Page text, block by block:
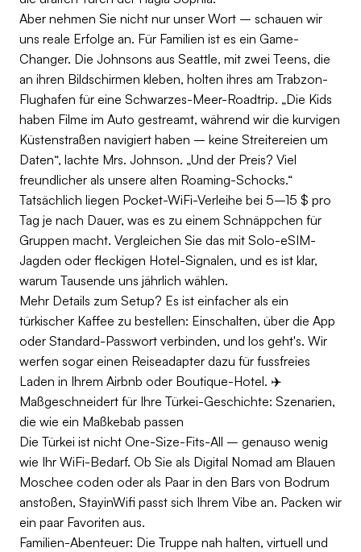
Aber nehmen Sie nicht nur unser Wort – schauen wir
uns reale Erfolge an. Für Familien ist es ein Game-
Changer. Die Johnsons aus Seattle, mit zwei Teens, die
an ihren Bildschirmen kleben, holten ihres am Trabzon-
Flughafen für eine Schwarzes-Meer-Roadtrip. „Die Kids
haben Filme im Auto gestreamt, während wir die kurvigen
Küstenstraßen navigiert haben – keine Streitereien um
Daten“, lachte Mrs. Johnson. „Und der Preis? Viel
freundlicher als unsere alten Roaming-Schocks.“
Tatsächlich liegen Pocket-WiFi-Verleihe bei 5–15 $ pro
Tag je nach Dauer, was es zu einem Schnäppchen für
Gruppen macht. Vergleichen Sie das mit Solo-eSIM-
Jagden oder fleckigen Hotel-Signalen, und es ist klar,
warum Tausende uns jährlich wählen.
Mehr Details zum Setup? Es ist einfacher als ein
türkischer Kaffee zu bestellen: Einschalten, über die App
oder Standard-Passwort verbinden, und los geht's. Wir
werfen sogar einen Reiseadapter dazu für fussfreies
Laden in Ihrem Airbnb oder Boutique-Hotel. ✈️
Maßgeschneidert für Ihre Türkei-Geschichte: Szenarien,
die wie ein Maßkebab passen
Die Türkei ist nicht One-Size-Fits-All – genauso wenig
wie Ihr WiFi-Bedarf. Ob Sie als Digital Nomad am Blauen
Moschee coden oder als Paar in den Bars von Bodrum
anstoßen, StayinWifi passt sich Ihrem Vibe an. Packen wir
ein paar Favoriten aus.
Familien-Abenteuer: Die Truppe nah halten, virtuell und